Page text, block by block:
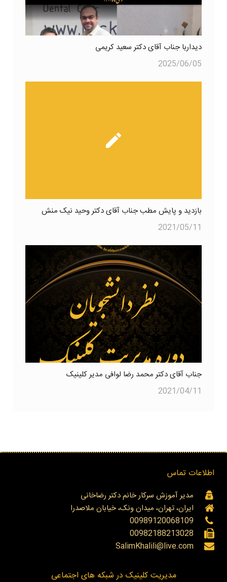
دیداربا جناب آقای دکتر سعید کریمی
2025/06/05
بازدید و پایش مطب جناب آقای دکتر وحید نیک منش
2021/05/11
جناب آقای دکتر محمد رضا لوافی مدیر کلینیک
2021/04/11
اطلاعات تماس
مدیر آموزش سرکار خانم دکتر رضاخانی
ایران، تهران، میدان ونک، خیابان ملاصدرا
00989120068109
00982188213028
SalimKhalili@live.com
مدیریت کلینیک در شبکه های اجتماعی